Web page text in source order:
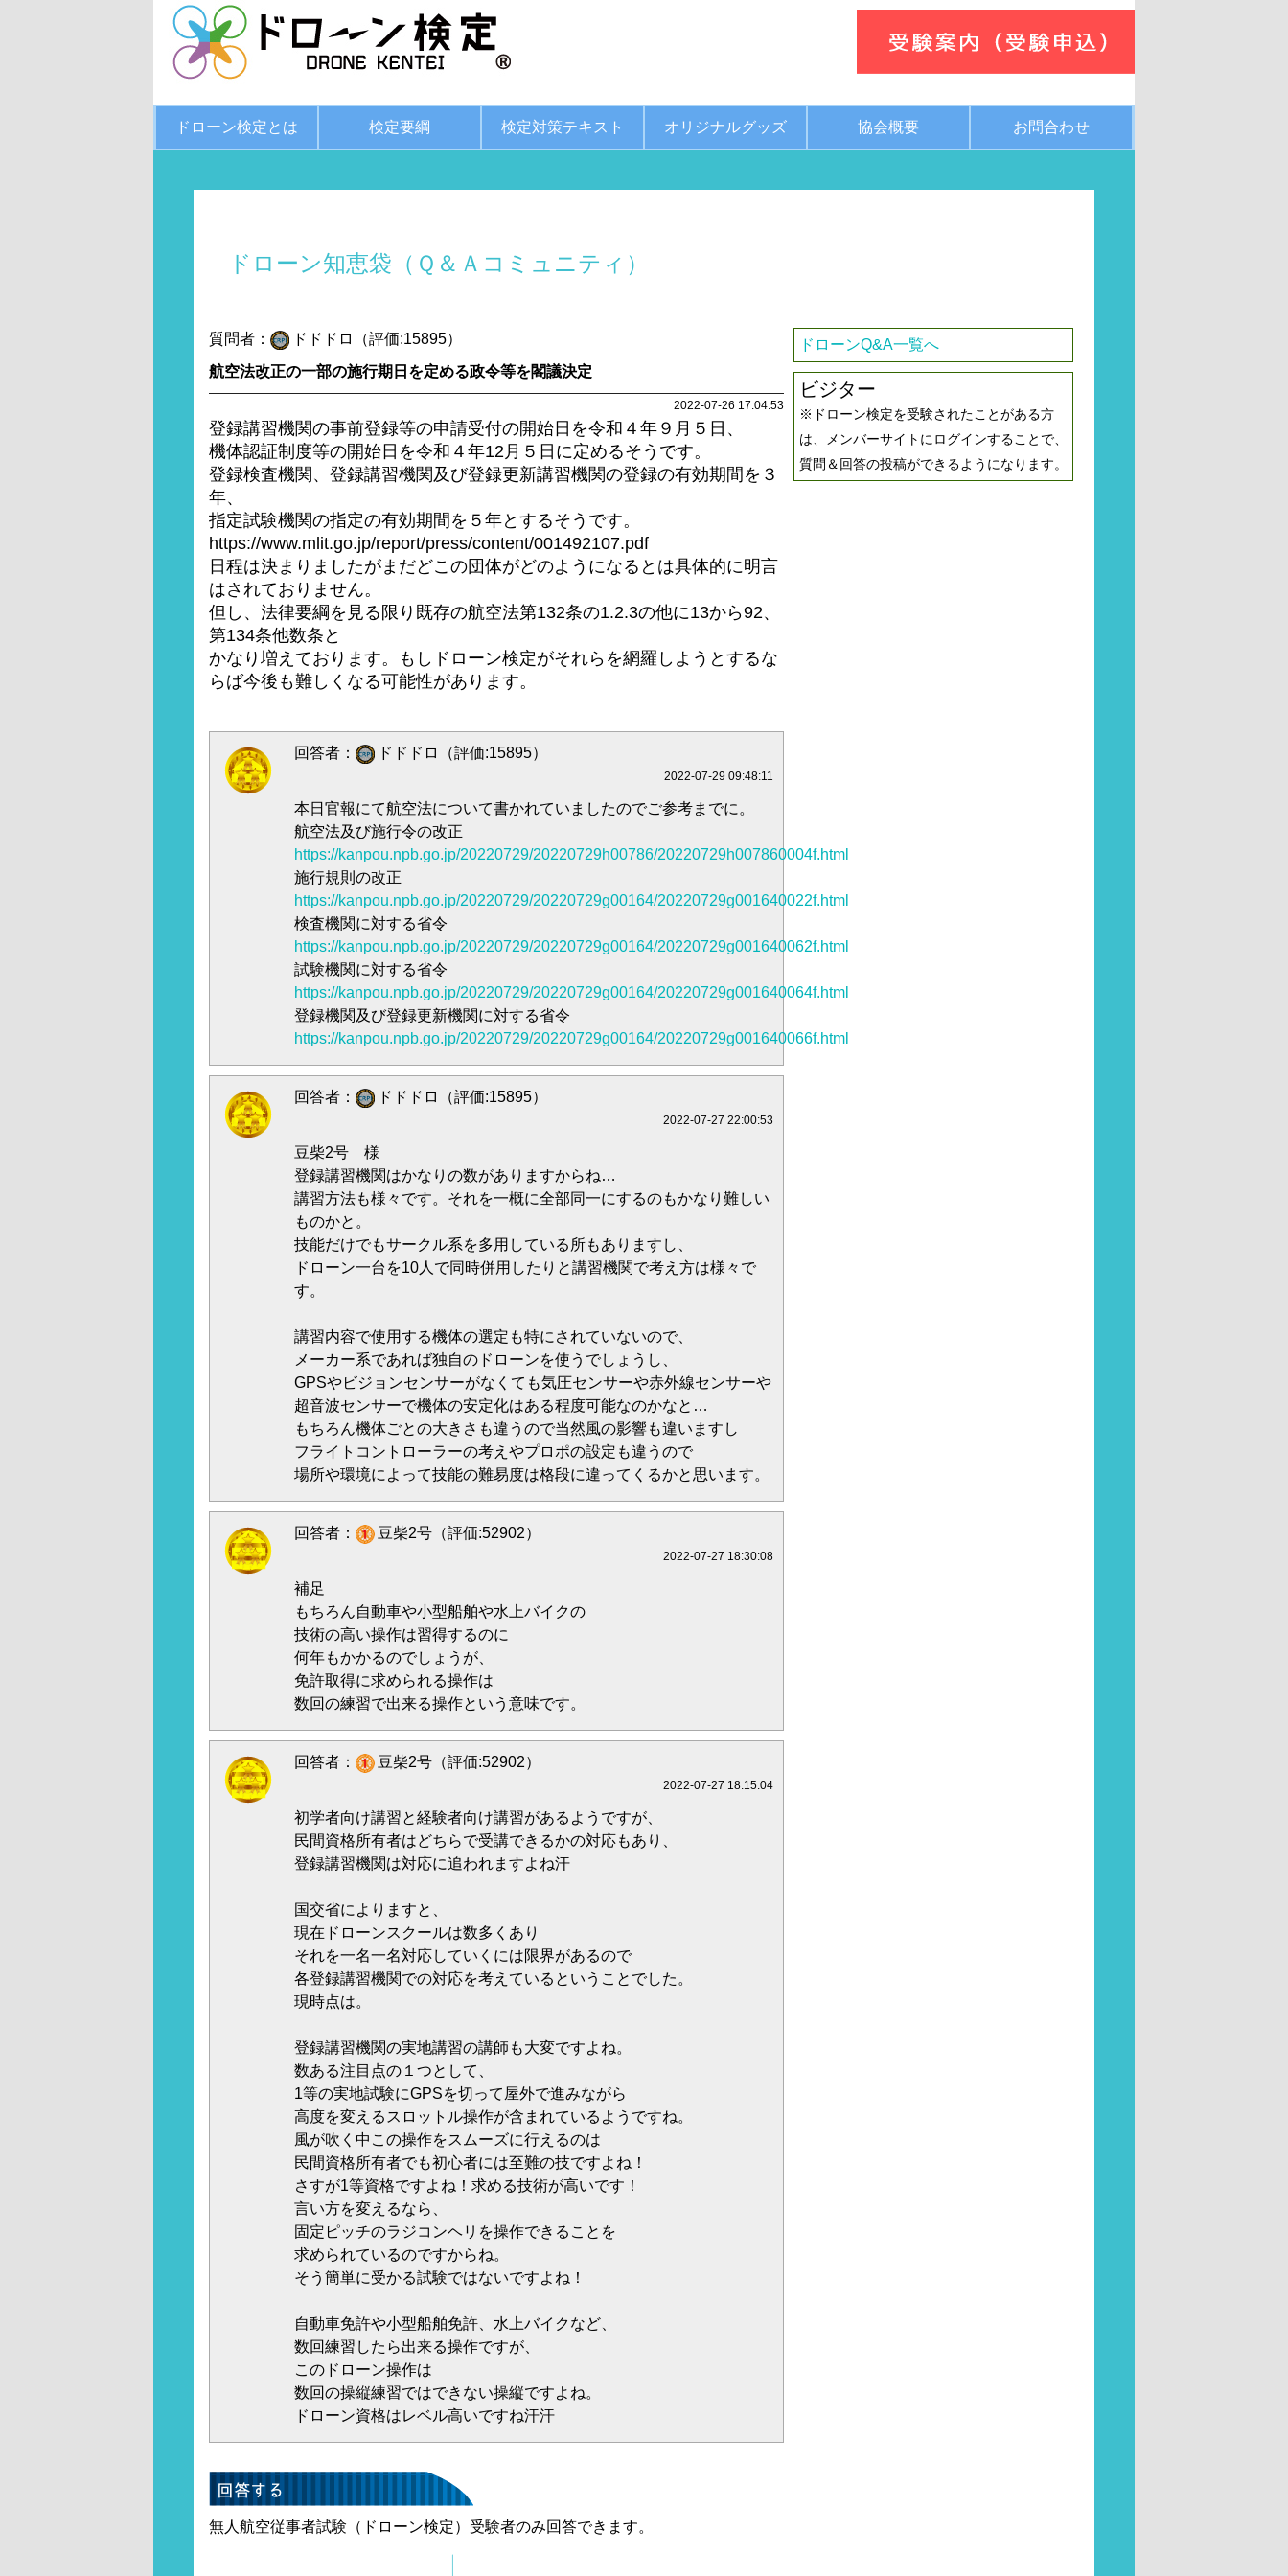
ドローン検定とは 検定要綱 検定対策テキスト オリジナルグッズ 協会概要 お問合わせ
ドローン知恵袋（Ｑ＆Ａコミュニティ）
質問者：
ドドドロ（評価:15895）
航空法改正の一部の施行期日を定める政令等を閣議決定
2022-07-26 17:04:53
登録講習機関の事前登録等の申請受付の開始日を令和４年９月５日、
機体認証制度等の開始日を令和４年12月５日に定めるそうです。
登録検査機関、登録講習機関及び登録更新講習機関の登録の有効期間を３
年、
指定試験機関の指定の有効期間を５年とするそうです。
https://www.mlit.go.jp/report/press/content/001492107.pdf
日程は決まりましたがまだどこの団体がどのようになるとは具体的に明言
はされておりません。
但し、法律要綱を見る限り既存の航空法第132条の1.2.3の他に13から92、
第134条他数条と
かなり増えております。もしドローン検定がそれらを網羅しようとするな
らば今後も難しくなる可能性があります。
回答者： ドドドロ（評価:15895）
2022-07-29 09:48:11
本日官報にて航空法について書かれていましたのでご参考までに。
航空法及び施行令の改正
https://kanpou.npb.go.jp/20220729/20220729h00786/20220729h007860004f.html
施行規則の改正
https://kanpou.npb.go.jp/20220729/20220729g00164/20220729g001640022f.html
検査機関に対する省令
https://kanpou.npb.go.jp/20220729/20220729g00164/20220729g001640062f.html
試験機関に対する省令
https://kanpou.npb.go.jp/20220729/20220729g00164/20220729g001640064f.html
登録機関及び登録更新機関に対する省令
https://kanpou.npb.go.jp/20220729/20220729g00164/20220729g001640066f.html
回答者： ドドドロ（評価:15895）
2022-07-27 22:00:53
豆柴2号 様
登録講習機関はかなりの数がありますからね…
講習方法も様々です。それを一概に全部同一にするのもかなり難しい
ものかと。
技能だけでもサークル系を多用している所もありますし、
ドローン一台を10人で同時併用したりと講習機関で考え方は様々で
す。
講習内容で使用する機体の選定も特にされていないので、
メーカー系であれば独自のドローンを使うでしょうし、
GPSやビジョンセンサーがなくても気圧センサーや赤外線センサーや
超音波センサーで機体の安定化はある程度可能なのかなと…
もちろん機体ごとの大きさも違うので当然風の影響も違いますし
フライトコントローラーの考えやプロポの設定も違うので
場所や環境によって技能の難易度は格段に違ってくるかと思います。
回答者： 豆柴2号（評価:52902）
2022-07-27 18:30:08
補足
もちろん自動車や小型船舶や水上バイクの
技術の高い操作は習得するのに
何年もかかるのでしょうが、
免許取得に求められる操作は
数回の練習で出来る操作という意味です。
回答者： 豆柴2号（評価:52902）
2022-07-27 18:15:04
初学者向け講習と経験者向け講習があるようですが、
民間資格所有者はどちらで受講できるかの対応もあり、
登録講習機関は対応に追われますよね汗
国交省によりますと、
現在ドローンスクールは数多くあり
それを一名一名対応していくには限界があるので
各登録講習機関での対応を考えているということでした。
現時点は。
登録講習機関の実地講習の講師も大変ですよね。
数ある注目点の１つとして、
1等の実地試験にGPSを切って屋外で進みながら
高度を変えるスロットル操作が含まれているようですね。
風が吹く中この操作をスムーズに行えるのは
民間資格所有者でも初心者には至難の技ですよね！
さすが1等資格ですよね！求める技術が高いです！
言い方を変えるなら、
固定ピッチのラジコンヘリを操作できることを
求められているのですからね。
そう簡単に受かる試験ではないですよね！
自動車免許や小型船舶免許、水上バイクなど、
数回練習したら出来る操作ですが、
このドローン操作は
数回の操縦練習ではできない操縦ですよね。
ドローン資格はレベル高いですね汗汗
無人航空従事者試験（ドローン検定）受験者のみ回答できます。
ドローンQ&A一覧へ
ビジター
※ドローン検定を受験されたことがある方
は、メンバーサイトにログインすることで、
質問＆回答の投稿ができるようになります。